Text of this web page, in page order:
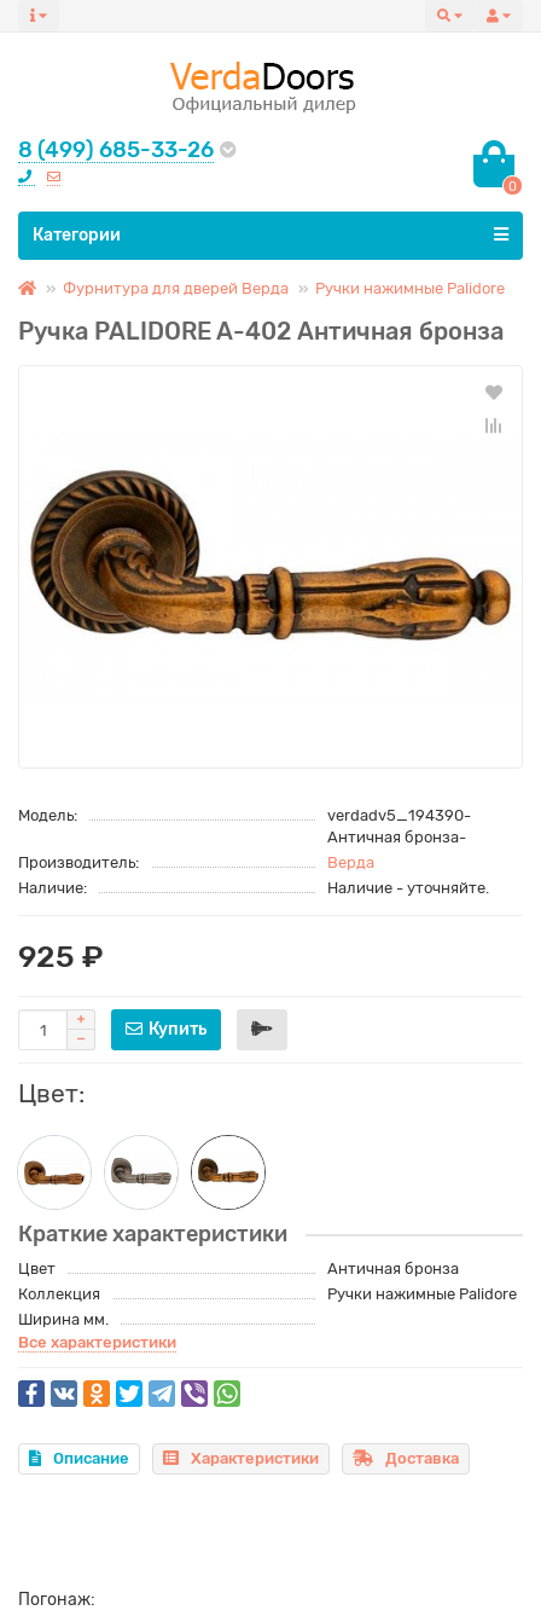
8 (499) 685-33-26
0
Все категории
Категории
Фурнитура для дверей Верда Ручки нажимные Palidore
Ручка PALIDORE A-402 Античная бронза
Модель:
verdadv5_194390-
Античная бронза-
Производитель:
Верда
Наличие:
Наличие - уточняйте.
925 ₽
Купить
Цвет:
Краткие характеристики
Цвет
Античная бронза
Коллекция
Ручки нажимные Palidore
Ширина мм.
Все характеристики
Описание Характеристики Доставка
Погонаж: